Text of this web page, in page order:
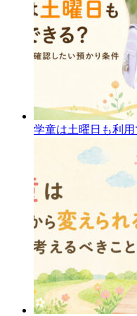
学童は土曜日も利